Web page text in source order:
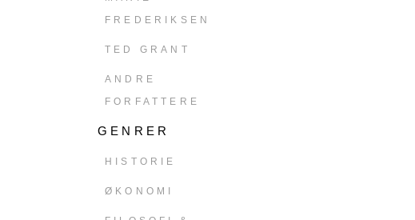
FREDERIKSEN
TED GRANT
ANDRE
FORFATTERE
GENRER
HISTORIE
ØKONOMI